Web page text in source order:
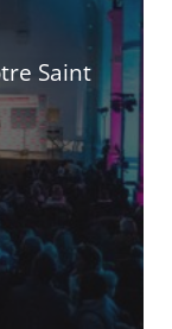
Saint